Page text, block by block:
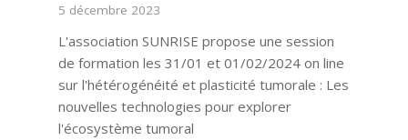
5 décembre 2023
L'association SUNRISE propose une session
de formation les 31/01 et 01/02/2024 on line
sur l'hétérogénéité et plasticité tumorale : Les
nouvelles technologies pour explorer
l'écosystème tumoral